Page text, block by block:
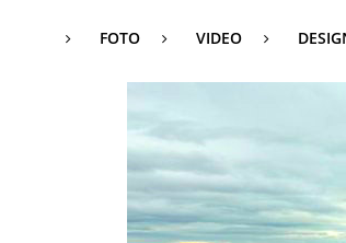
FOTO VIDEO